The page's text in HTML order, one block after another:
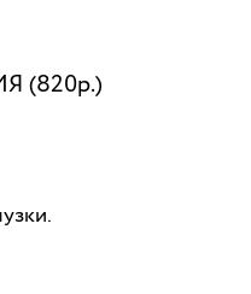
(820р.)